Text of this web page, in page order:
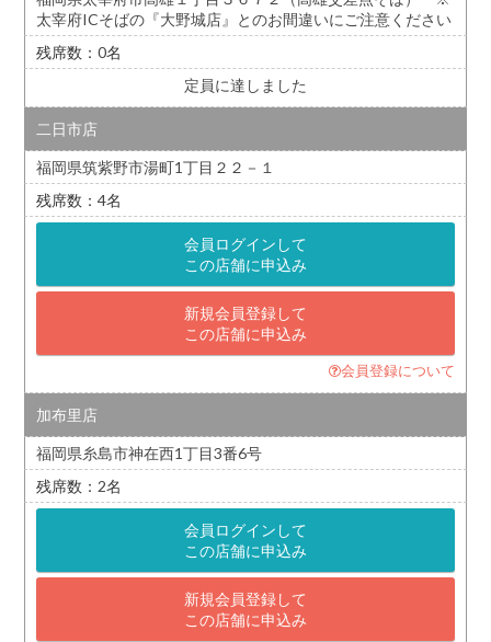
太宰府ICそばの『大野城店』とのお間違いにご注意ください
0
定員に達しました
二日市店
福岡県筑紫野市湯町1丁目２２－１
4
会員ログインして
この店舗に申込み
新規会員登録して
この店舗に申込み
会員登録について
加布里店
福岡県糸島市神在西1丁目3番6号
2
会員ログインして
この店舗に申込み
新規会員登録して
この店舗に申込み